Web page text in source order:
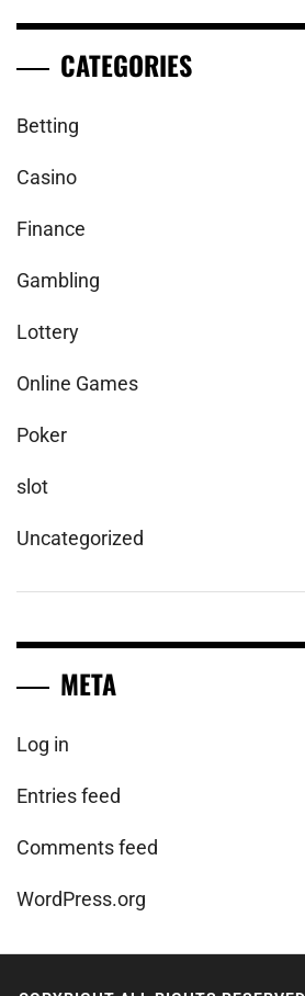
CATEGORIES
Betting
Casino
Finance
Gambling
Lottery
Online Games
Poker
slot
Uncategorized
META
Log in
Entries feed
Comments feed
WordPress.org